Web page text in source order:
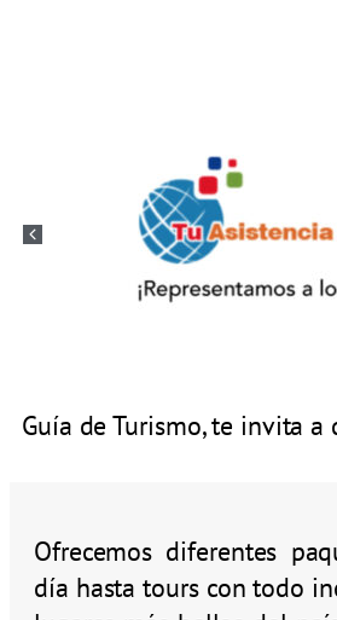
Guía de Turismo, te invita
Ofrecemos diferentes
día hasta tours con todo